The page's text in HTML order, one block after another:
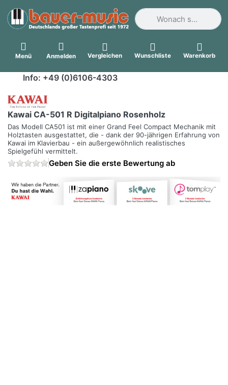
Geben Sie einen
Menü Anmelden Vergleichen Wunschliste Warenkorb
Info: +49 (0)6106-4303
Kawai CA-501 R Digitalpiano Rosenholz
Das Modell CA501 ist mit einer Grand Feel Compact Mechanik mit
Holztasten ausgestattet, die - dank der 90-jährigen Erfahrung von
Kawai im Klavierbau - ein außergewöhnlich realistisches
Spielgefühl vermittelt.
Geben Sie die erste Bewertung ab